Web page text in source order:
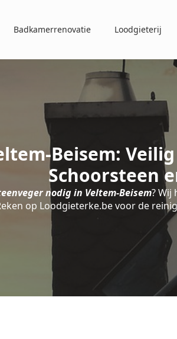
Badkamerrenovatie Loodgieterij
Beisem:
Schoorsteen
nodig in Veltem-Beisem? Wij
op Loodgieterke.be voor de